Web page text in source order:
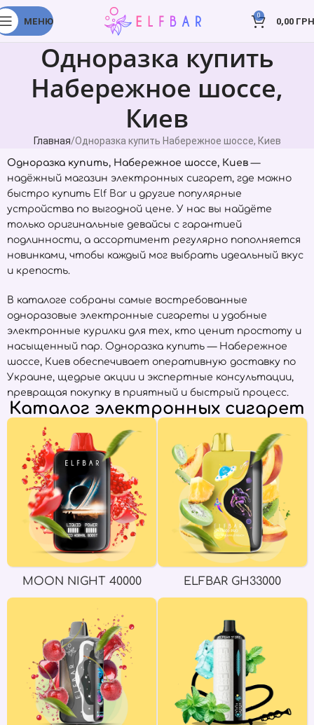
МЕНЮ
0
0,00
Одноразка купить
Набережное шоссе,
Киев
Главная Одноразка купить Набережное шоссе, Киев
Одноразка купить, Набережное шоссе, Киев —
надёжный магазин электронных сигарет, где можно
быстро купить Elf Bar и другие популярные
устройства по выгодной цене. У нас вы найдёте
только оригинальные девайсы с гарантией
подлинности, а ассортимент регулярно пополняется
новинками, чтобы каждый мог выбрать идеальный вкус
и крепость.
В каталоге собраны самые востребованные
одноразовые электронные сигареты и удобные
электронные курилки для тех, кто ценит простоту и
насыщенный пар. Одноразка купить — Набережное
шоссе, Киев обеспечивает оперативную доставку по
Украине, щедрые акции и экспертные консультации,
превращая покупку в приятный и быстрый процесс.
Каталог электронных сигарет
MOON NIGHT 40000 ELFBAR GH33000